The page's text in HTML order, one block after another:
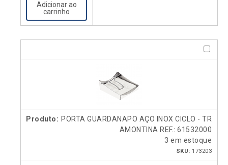
Adicionar ao
carrinho
PORTA GUARDANAPO AÇO INOX CICLO - TR
AMONTINA REF.: 61532000
3 em estoque
SKU: 173203